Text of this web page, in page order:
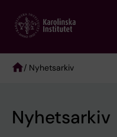
main
/ Nyhetsarkiv
Nyhetsarkiv